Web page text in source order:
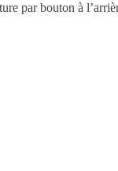
par bouton à